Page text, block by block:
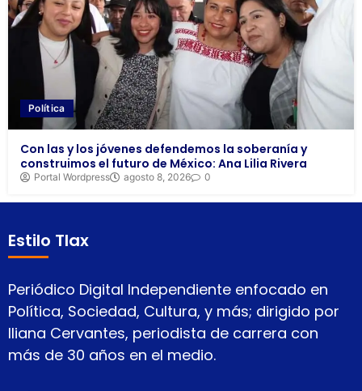
Política
Con las y los jóvenes defendemos la soberanía y
construimos el futuro de México: Ana Lilia Rivera
Portal Wordpress agosto 8, 2026 0
Estilo Tlax
Periódico Digital Independiente enfocado en
Política, Sociedad, Cultura, y más; dirigido por
Iliana Cervantes, periodista de carrera con
más de 30 años en el medio.